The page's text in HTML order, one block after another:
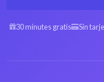
30 minutes gratis Sin